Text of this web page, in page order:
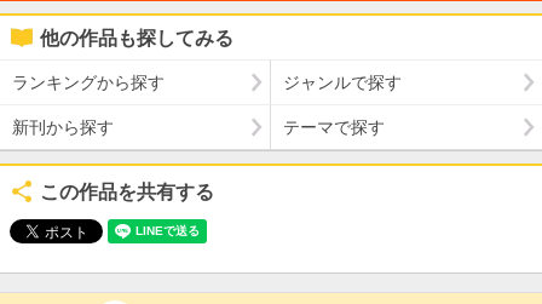
他の作品も探してみる
ランキングから探す ジャンルで探す
新刊から探す テーマで探す
この作品を共有する